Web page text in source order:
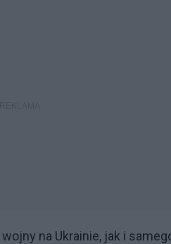
na Ukrainie, jak i